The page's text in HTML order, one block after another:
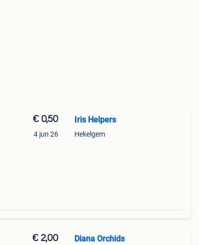
€ 0,50
4 jun 26
Iris Helpers
Hekelgem
€ 2,00 Diana Orchids